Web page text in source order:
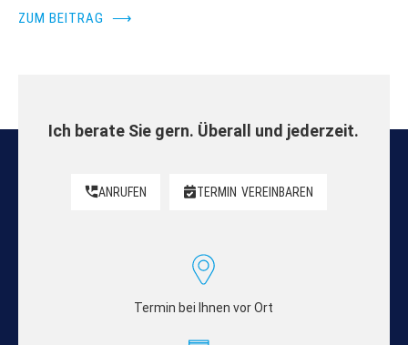
ZUM BEITRAG ⟶
Ich berate Sie gern. Überall und jederzeit.
ANRUFEN TERMIN VEREINBAREN
Termin bei Ihnen vor Ort